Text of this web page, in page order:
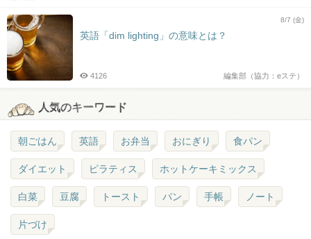
8/7 (金)
英語「dim lighting」の意味とは？
編集部（協力：eステ）
4126
人気のキーワード
朝ごはん 英語 お弁当 おにぎり 食パン
ダイエット ピラティス ホットケーキミックス
白菜 豆腐 トースト パン 手帳 ノート
片づけ